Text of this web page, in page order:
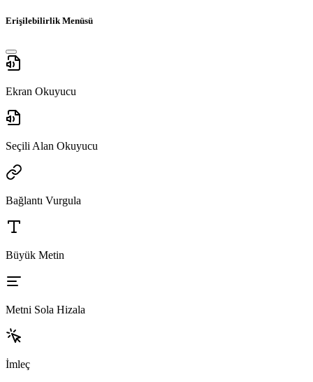
Erişilebilirlik Menüsü
Ekran Okuyucu
Seçili Alan Okuyucu
Bağlantı Vurgula
Büyük Metin
Metni Sola Hizala
İmleç